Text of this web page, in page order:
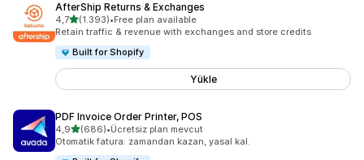
AfterShip Returns & Exchanges
4,75 yıldız üzerinden
(1.393)
toplam 1393 değerlendirme
•Free plan available
Retain traffic & revenue with exchanges and store credits
Built for Shopify
Yükle
PDF Invoice Order Printer, POS
4,95 yıldız üzerinden
(686)
toplam 686 değerlendirme
•Ücretsiz plan mevcut
Otomatik fatura: zamandan kazan, yasal kal.